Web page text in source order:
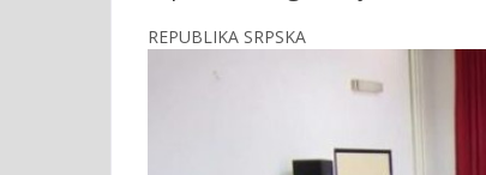
REPUBLIKA SRPSKA